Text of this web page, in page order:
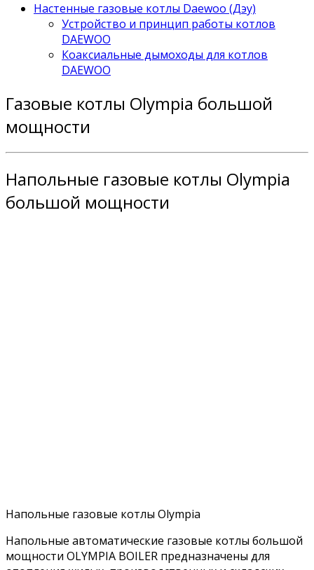
Настенные газовые котлы Daewoo (Дэу)
Устройство и принцип работы котлов
DAEWOO
Коаксиальные дымоходы для котлов
DAEWOO
Газовые котлы Olympia большой
мощности
Напольные газовые котлы Olympia
большой мощности
Напольные газовые котлы Olympia
Напольные автоматические газовые котлы большой
мощности OLYMPIA BOILER предназначены для